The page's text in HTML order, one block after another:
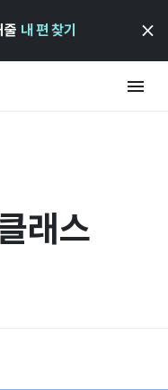
줄 내 편 찾기
래스